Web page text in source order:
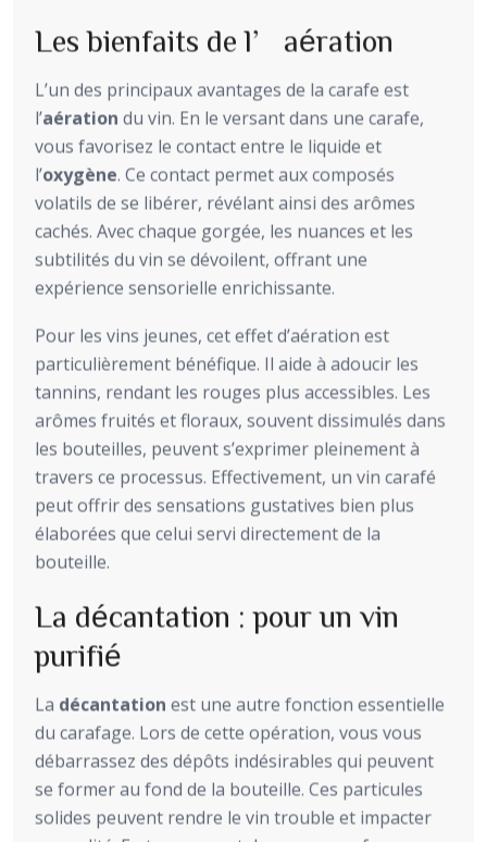
Les bienfaits de l’aération
L’un des principaux avantages de la carafe est
l’aération du vin. En le versant dans une carafe,
vous favorisez le contact entre le liquide et
l’oxygène. Ce contact permet aux composés
volatils de se libérer, révélant ainsi des arômes
cachés. Avec chaque gorgée, les nuances et les
subtilités du vin se dévoilent, offrant une
expérience sensorielle enrichissante.
Pour les vins jeunes, cet effet d’aération est
particulièrement bénéfique. Il aide à adoucir les
tannins, rendant les rouges plus accessibles. Les
arômes fruités et floraux, souvent dissimulés dans
les bouteilles, peuvent s’exprimer pleinement à
travers ce processus. Effectivement, un vin carafé
peut offrir des sensations gustatives bien plus
élaborées que celui servi directement de la
bouteille.
La décantation : pour un vin
purifié
La décantation est une autre fonction essentielle
du carafage. Lors de cette opération, vous vous
débarrassez des dépôts indésirables qui peuvent
se former au fond de la bouteille. Ces particules
solides peuvent rendre le vin trouble et impacter